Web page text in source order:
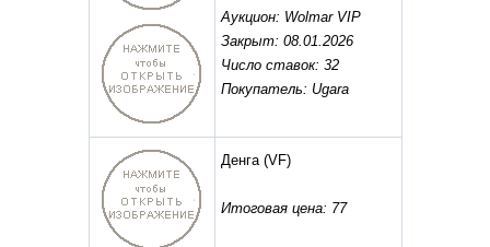
Аукцион: Wolmar VIP
Закрыт: 08.01.2026
Число ставок: 32
Покупатель: Ugara
Денга(VF)
Итоговая цена: 77